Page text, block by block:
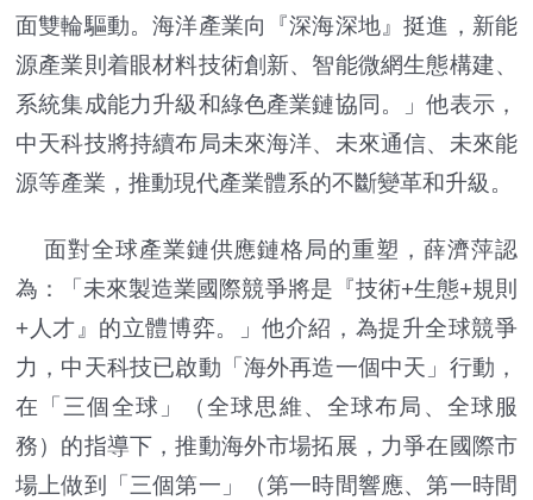
面雙輪驅動。海洋產業向『深海深地』挺進，新能
源產業則着眼材料技術創新、智能微網生態構建、
系統集成能力升級和綠色產業鏈協同。」他表示，
中天科技將持續布局未來海洋、未來通信、未來能
源等產業，推動現代產業體系的不斷變革和升級。
面對全球產業鏈供應鏈格局的重塑，薛濟萍認
為：「未來製造業國際競爭將是『技術+生態+規則
+人才』的立體博弈。」他介紹，為提升全球競爭
力，中天科技已啟動「海外再造一個中天」行動，
在「三個全球」（全球思維、全球布局、全球服
務）的指導下，推動海外市場拓展，力爭在國際市
場上做到「三個第一」（第一時間響應、第一時間